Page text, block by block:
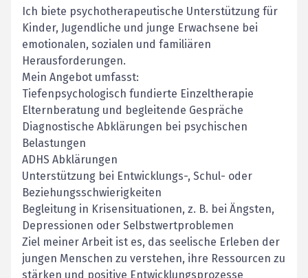
Ich biete psychotherapeutische Unterstützung für
Kinder, Jugendliche und junge Erwachsene bei
emotionalen, sozialen und familiären
Herausforderungen.
Mein Angebot umfasst:
Tiefenpsychologisch fundierte Einzeltherapie
Elternberatung und begleitende Gespräche
Diagnostische Abklärungen bei psychischen
Belastungen
ADHS Abklärungen
Unterstützung bei Entwicklungs-, Schul- oder
Beziehungsschwierigkeiten
Begleitung in Krisensituationen, z. B. bei Ängsten,
Depressionen oder Selbstwertproblemen
Ziel meiner Arbeit ist es, das seelische Erleben der
jungen Menschen zu verstehen, ihre Ressourcen zu
stärken und positive Entwicklungsprozesse